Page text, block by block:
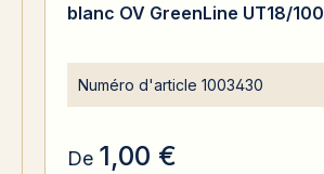
blanc OV GreenLine UT18/100
Numéro d'article 1003430
De 1,00 €